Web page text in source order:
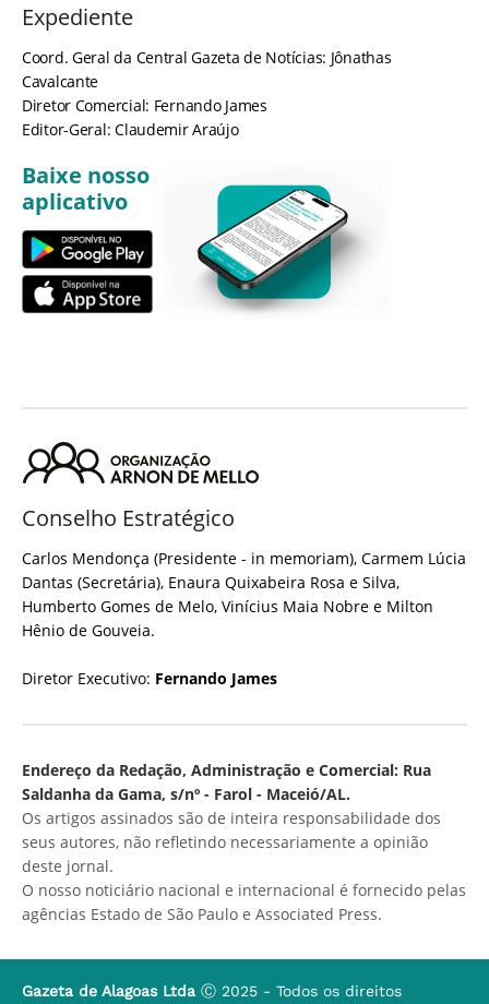
Expediente
Coord. Geral da Central Gazeta de Notícias: Jônathas
Cavalcante
Diretor Comercial: Fernando James
Editor-Geral: Claudemir Araújo
Baixe nosso
aplicativo
Conselho Estratégico
Carlos Mendonça (Presidente - in memoriam), Carmem Lúcia
Dantas (Secretária), Enaura Quixabeira Rosa e Silva,
Humberto Gomes de Melo, Vinícius Maia Nobre e Milton
Hênio de Gouveia.
Diretor Executivo: Fernando James
Endereço da Redação, Administração e Comercial: Rua
Saldanha da Gama, s/nº - Farol - Maceió/AL.
Os artigos assinados são de inteira responsabilidade dos
seus autores, não refletindo necessariamente a opinião
deste jornal.
O nosso noticiário nacional e internacional é fornecido pelas
agências Estado de São Paulo e Associated Press.
Gazeta de Alagoas Ltda Ⓒ 2025 - Todos os direitos